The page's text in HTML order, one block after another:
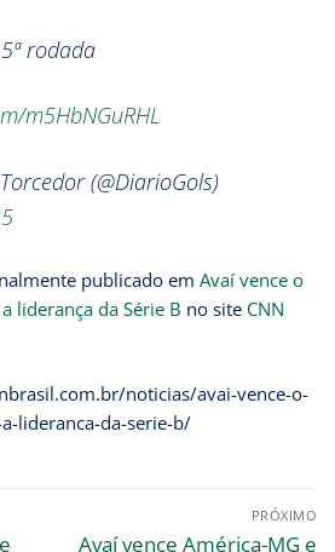
rodada
m5HbNGuRHL
(@DiarioGols)
publicado em Avaí vence o
liderança da Série B no site CNN
noticias/avai-vence-o-
lideranca-da-serie-b/
PRÓXIMO
Avaí vence América-MG e